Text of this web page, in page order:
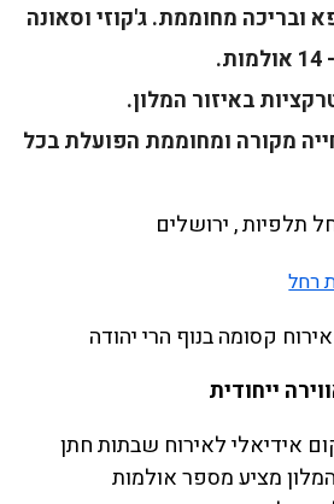
ובריכה מחוממת. ג'קוזי וסאונה
באיזור המלון.
מקורה ומחוממת הפועלת בכל
תלפיות , ירושלים
רחל
קסומה בנוף הרי יהודה
ייחודית
אידיאלי לאירוח שבתות חתן
מציע מספר אולמות